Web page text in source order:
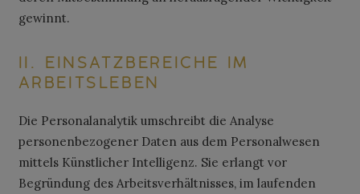
gewinnt.
II. EINSATZBEREICHE IM
ARBEITSLEBEN
Die Personalanalytik umschreibt die Analyse
personenbezogener Daten aus dem Personalwesen
mittels Künstlicher Intelligenz. Sie erlangt vor
Begründung des Arbeitsverhältnisses, im laufenden